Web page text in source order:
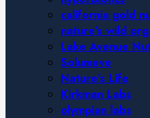
california gold
nature’s wild
Lake Avenue
Solumeve
Nature’s Life
Kirkman Labs
olympian labs